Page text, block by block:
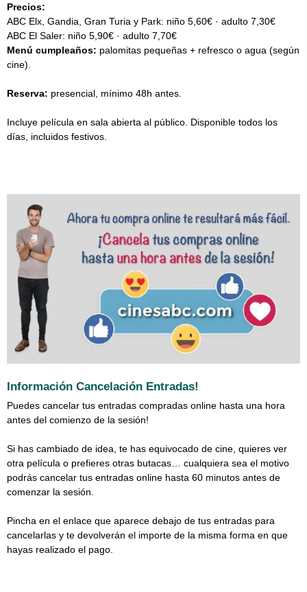
Precios:
ABC Elx, Gandia, Gran Turia y Park: niño 5,60€ · adulto 7,30€
ABC El Saler: niño 5,90€ · adulto 7,70€
Menú cumpleaños: palomitas pequeñas + refresco o agua (según
cine).
Reserva: presencial, mínimo 48h antes.
Incluye película en sala abierta al público. Disponible todos los
días, incluidos festivos.
Información Cancelación Entradas!
Puedes cancelar tus entradas compradas online hasta una hora
antes del comienzo de la sesión!
Si has cambiado de idea, te has equivocado de cine, quieres ver
otra película o prefieres otras butacas… cualquiera sea el motivo
podrás cancelar tus entradas online hasta 60 minutos antes de
comenzar la sesión.
Pincha en el enlace que aparece debajo de tus entradas para
cancelarlas y te devolverán el importe de la misma forma en que
hayas realizado el pago.